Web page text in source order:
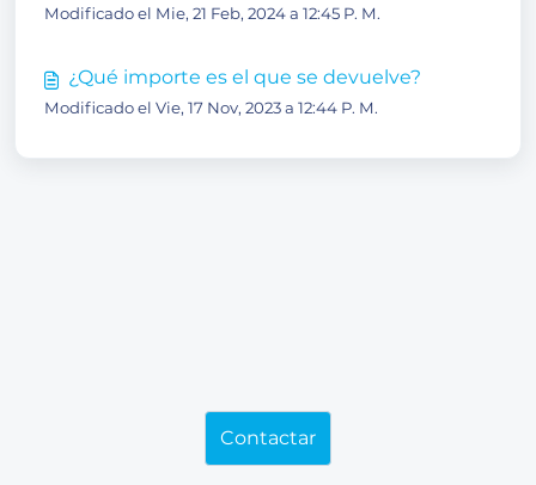
Modificado el Mie, 21 Feb, 2024 a 12:45 P. M.
¿Qué importe es el que se devuelve?
Modificado el Vie, 17 Nov, 2023 a 12:44 P. M.
Contactar